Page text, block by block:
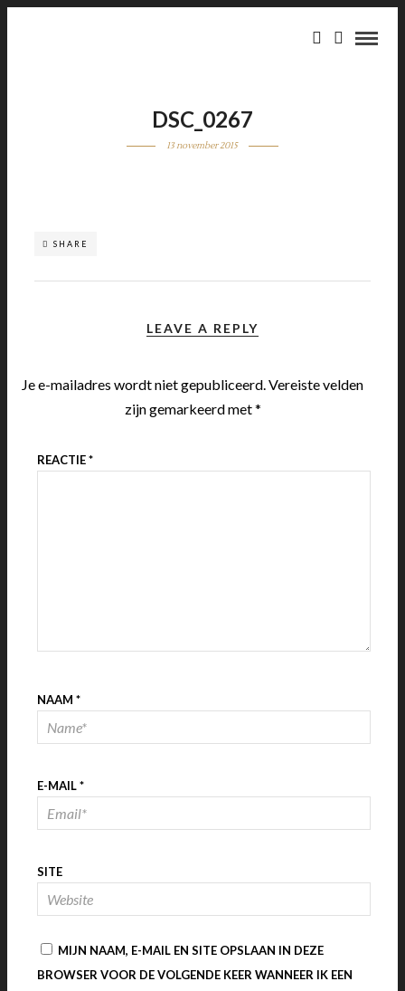
DSC_0267
13 november 2015
SHARE
LEAVE A REPLY
Je e-mailadres wordt niet gepubliceerd.Vereiste velden
zijn gemarkeerd met*
REACTIE*
NAAM *
E-MAIL*
SITE
MIJN NAAM, E-MAIL EN SITE OPSLAAN IN DEZE
BROWSER VOOR DE VOLGENDE KEER WANNEER IK EEN